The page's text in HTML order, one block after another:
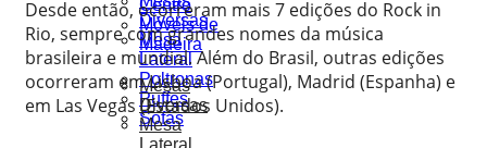
Diversas
Mesa
Lateral
Poltronas
Puffes
Sofás
Centro
Móveis de
Madeira
Mesas
Diversas
Mesa
Lateral
Desde então, ocorreram mais 7 edições do Rock in
Rio, sempre com grandes nomes da música
brasileira e mundial. Além do Brasil, outras edições
ocorreram em Lisboa (Portugal), Madrid (Espanha) e
em Las Vegas (Estados Unidos).